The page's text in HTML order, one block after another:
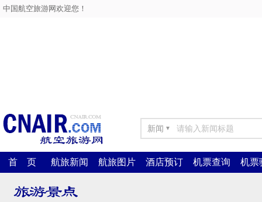
中国航空旅游网欢迎您！
新闻 ▼
首 页 航旅新闻 航旅图片 酒店预订 机票查询 机票